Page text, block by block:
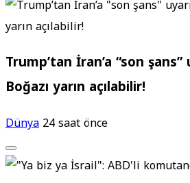
Trump’tan İran’a “son şans”
Boğazı yarın açılabilir!
Dünya24 saat önce